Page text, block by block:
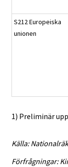
S212 Europeiska
unionen
1) Preliminär
Källa:
Förfrågningar: